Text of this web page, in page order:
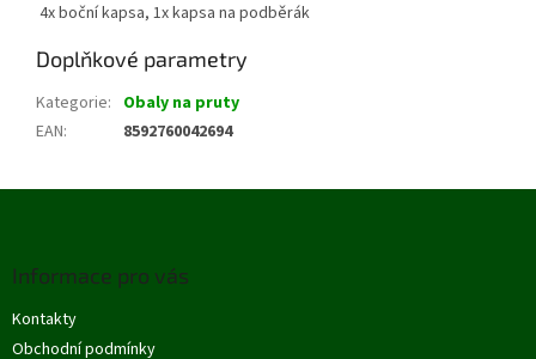
4x boční kapsa, 1x kapsa na podběrák
Doplňkové parametry
Kategorie: Obaly na pruty
EAN: 8592760042694
Informace pro vás
Kontakty
Obchodní podmínky